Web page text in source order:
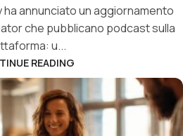
ha annunciato un aggiornamento
che pubblicano podcast sulla
u...
READING